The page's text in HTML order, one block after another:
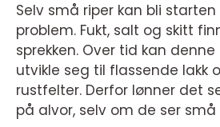
Selv små riper kan bli
problem. Fukt, salt og skitt
sprekken. Over tid kan
utvikle seg til flassende lakk
rustfelter. Derfor lønner det
på alvor, selv om de ser